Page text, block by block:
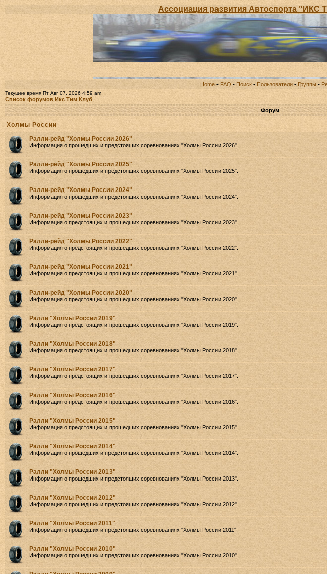
Ассоциация развития Автоспорта "ИКС ТИМ
Home • FAQ • Поиск • Пользователи • Группы •
Текущее время Пт Авг 07, 2026 4:59 am
Список форумов Икс Тим Клуб
Форум
Холмы России
Ралли-рейд "Холмы России 2026"
Информация о прошедших и предстоящих соревнованиях "Холмы России 2026".
Ралли-рейд "Холмы России 2025"
Информация о прошедших и предстоящих соревнованиях "Холмы России 2025".
Ралли-рейд "Холмы России 2024"
Информация о прошедших и предстоящих соревнованиях "Холмы России 2024".
Ралли-рейд "Холмы России 2023"
Информация о предстоящих и прошедших соревнованиях "Холмы России 2023".
Ралли-рейд "Холмы России 2022"
Информация о предстоящих и прошедших соревнованиях "Холмы России 2022".
Ралли-рейд "Холмы России 2021"
Информация о предстоящих и прошедших соревнованиях "Холмы России 2021".
Ралли-рейд "Холмы России 2020"
Информация о предстоящих и прошедших соревнованиях "Холмы России 2020".
Ралли "Холмы России 2019"
Информация о предстоящих и прошедших соревнованиях "Холмы России 2019".
Ралли "Холмы России 2018"
Информация о предстоящих и прошедших соревнованиях "Холмы России 2018".
Ралли "Холмы России 2017"
Информация о предстоящих и прошедших соревнованиях "Холмы России 2017".
Ралли "Холмы России 2016"
Информация о предстоящих и прошедших соревнованиях "Холмы России 2016".
Ралли "Холмы России 2015"
Информация о предстоящих и прошедших соревнованиях "Холмы России 2015".
Ралли "Холмы России 2014"
Информация о прошедших и предстоящих соревнованиях "Холмы России 2014".
Ралли "Холмы России 2013"
Информация о прошедших и предстоящих соревнованиях "Холмы России 2013".
Ралли "Холмы России 2012"
Информация о прошедших и предстоящих соревнованиях "Холмы России 2012".
Ралли "Холмы России 2011"
Информация о прошедших и предстоящих соревнованиях "Холмы России 2011".
Ралли "Холмы России 2010"
Информация о прошедших и предстоящих соревнованиях "Холмы России 2010".